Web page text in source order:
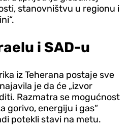
stanovništvu u regionu i
i SAD-u
iz Teherana postaje sve
je da će „izvor
Razmatra se mogućnost
gorivo, energiju i gas“
potekli stavi na metu.